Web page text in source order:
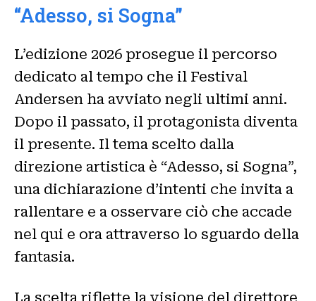
“Adesso, si Sogna”
L’edizione 2026 prosegue il percorso
dedicato al tempo che il Festival
Andersen ha avviato negli ultimi anni.
Dopo il passato, il protagonista diventa
il presente. Il tema scelto dalla
direzione artistica è “Adesso, si Sogna”,
una dichiarazione d’intenti che invita a
rallentare e a osservare ciò che accade
nel qui e ora attraverso lo sguardo della
fantasia.